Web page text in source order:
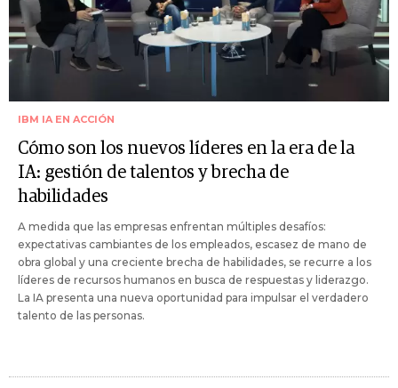
IBM IA EN ACCIÓN
Cómo son los nuevos líderes en la era de la
IA: gestión de talentos y brecha de
habilidades
A medida que las empresas enfrentan múltiples desafíos:
expectativas cambiantes de los empleados, escasez de mano de
obra global y una creciente brecha de habilidades, se recurre a los
líderes de recursos humanos en busca de respuestas y liderazgo.
La IA presenta una nueva oportunidad para impulsar el verdadero
talento de las personas.